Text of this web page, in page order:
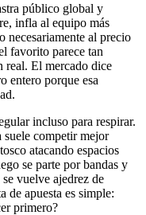
público global y
infla al equipo más
necesariamente al precio
favorito parece tan
real. El mercado dice
entero porque esa
incluso para respirar.
suele competir mejor
atacando espacios
se parte por bandas y
vuelve ajedrez de
de apuesta es simple:
primero?